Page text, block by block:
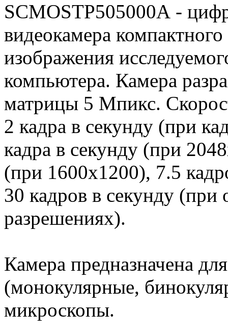
SCMOSTP505000A -
видеокамера
изображения
компьютера. Камера
матрицы 5 Мпикс.
2 кадра в секунду (при
кадра в секунду (при
(при 1600x1200), 7.5
30 кадров в секунду
разрешениях).
Камера предназначена
(монокулярные,
микроскопы.